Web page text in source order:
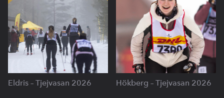
Eldris – Tjejvasan 2026 Hökberg – Tjejvasan 2026